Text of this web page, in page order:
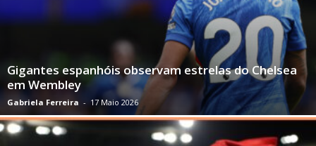
Gigantes espanhóis observam estrelas do Chelsea
em Wembley
Gabriela Ferreira - 17 Maio 2026